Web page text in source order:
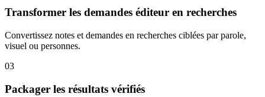
Transformer les demandes éditeur en recherches
Convertissez notes et demandes en recherches ciblées par parole,
visuel ou personnes.
03
Packager les résultats vérifiés